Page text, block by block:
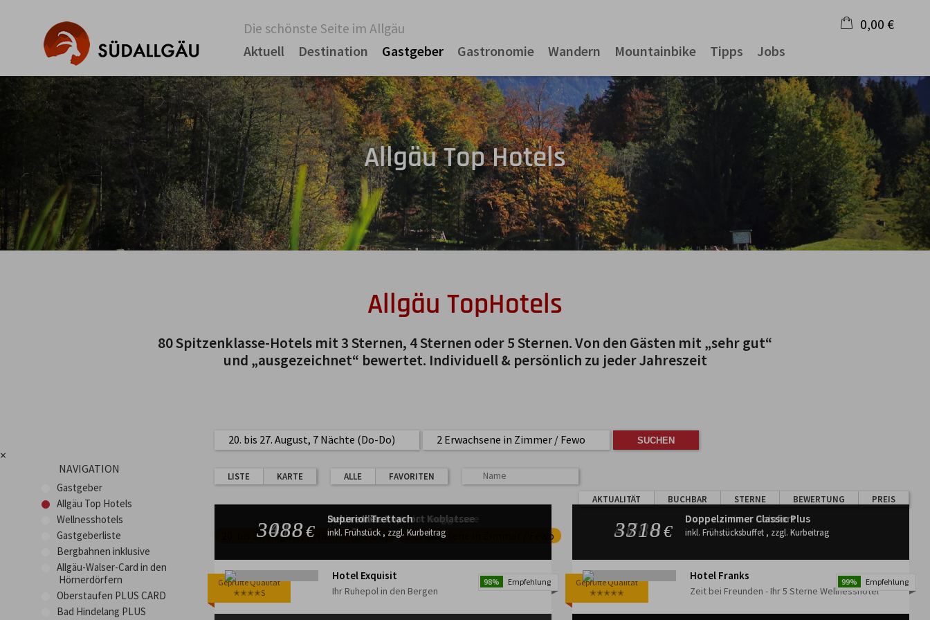
Die schönste Seite im Allgäu
Aktuell
Destination Gastgeber Gastronomie Wandern Mountainbike Tipps Jobs
0,00 €
Warenkorb ist leer
Allgäu Top Hotels
Allgäu TopHotels
80 Spitzenklasse-Hotels mit 3 Sternen, 4 Sternen oder 5 Sternen. Von den Gästen mit „sehr gut“
und „ausgezeichnet“ bewertet. Individuell & persönlich zu jeder Jahreszeit
×
NAVIGATION
Gastgeber
Allgäu Top Hotels
Wellnesshotels
Gastgeberliste
Bergbahnen inklusive
Allgäu-Walser-Card in den
Hörnerdörfern
Oberstaufen PLUS CARD
Bad Hindelang PLUS
20. bis 27. August, 7 Nächte (Do-Do) 2 Erwachsene in Zimmer / Fewo
LISTE KARTE ALLE
FAVORITEN
AKTUALITÄT
BUCHBAR STERNE BEWERTUNG PREIS
20. bis 27. August, 7 Nächte (Do-Do) 2 Erwachsene in Zimmer / Fewo
98% Empfehlung
Geprüfte Qualität
✭✭✭✭S
3963€
Superior Suite Christlessee
inkl. Frühstück , zzgl. Kurbeitrag
Geprüfte Qualität
✭✭✭✭S
3613€
Juniorsuite Superior Guggersee
inkl. Frühstück , zzgl. Kurbeitrag
Geprüfte Qualität
✭✭✭✭S
3613€
Juniorsuite Komfort Koblatsee
inkl. Frühstück , zzgl. Kurbeitrag
Geprüfte Qualität
✭✭✭✭S
3438€
Deluxe Iller
inkl. Frühstück , zzgl. Kurbeitrag
Geprüfte Qualität
✭✭✭✭S
3088€
Superior Trettach
inkl. Frühstück , zzgl. Kurbeitrag
Hotel Exquisit
Ihr Ruhepol in den Bergen
99% Empfehlung
Geprüfte Qualität
✭✭✭✭✭
5124€
Suite Comfort
inkl. Frühstücksbuffet , zzgl. Kurbeitrag
Geprüfte Qualität
✭✭✭✭✭
4088€
Doppelzimmer Deluxe
inkl. Frühstücksbuffet , zzgl. Kurbeitrag
Geprüfte Qualität
✭✭✭✭✭
3710€
Doppelzimmer Comfort
inkl. Frühstücksbuffet , zzgl. Kurbeitrag
Geprüfte Qualität
✭✭✭✭✭
3318€
Doppelzimmer Classic Plus
inkl. Frühstücksbuffet , zzgl. Kurbeitrag
Hotel Franks
Zeit bei Freunden - Ihr 5 Sterne Wellnesshotel